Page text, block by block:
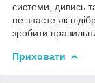
системи, дивись
не знаєте як
зробити
Приховати